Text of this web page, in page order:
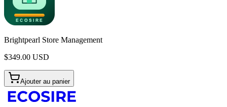
Brightpearl Store Management
$349.00 USD
Ajouter au panier